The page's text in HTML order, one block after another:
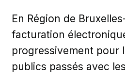
En Région de
facturation
progressivement pour
publics passés avec